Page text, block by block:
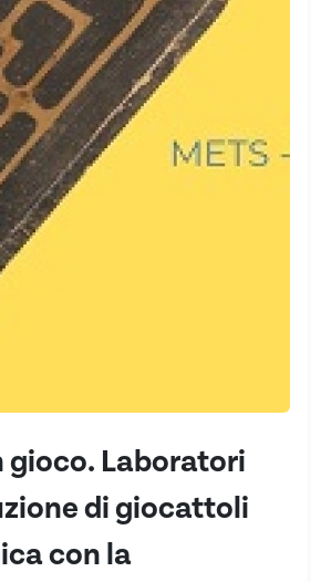
gioco. Laboratori
di giocattoli
con la